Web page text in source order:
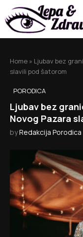
Home » Ljubav bez
slavili pod šatorom
PORODICA
Ljubav bez
Novog Pazara
byRedakcija Porodica